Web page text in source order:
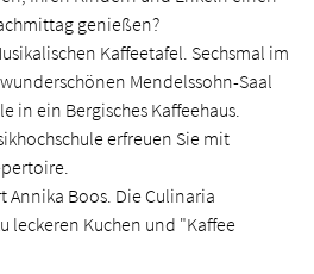
genießen?
Kaffeetafel. Sechsmal im
Mendelssohn-Saal
in ein Bergisches Kaffeehaus.
erfreuen Sie mit
Annika Boos. Die Culinaria
leckeren Kuchen und "Kaffee